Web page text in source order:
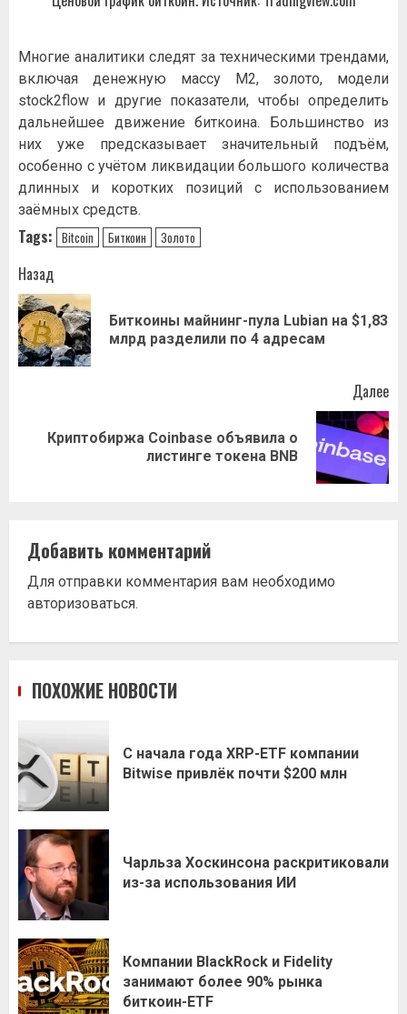
Многие аналитики следят за техническими трендами,
включая денежную массу M2, золото, модели
stock2flow и другие показатели, чтобы определить
дальнейшее движение биткоина. Большинство из
них уже предсказывает значительный подъём,
особенно с учётом ликвидации большого количества
длинных и коротких позиций с использованием
заёмных средств.
Tags: Bitcoin Биткоин Золото
Навигация
записи
Назад
Биткоины майнинг-пула Lubian на $1,83
млрд разделили по 4 адресам
Далее
Следующая
Криптобиржа Coinbase объявила о
листинге токена BNB
Добавить комментарий
Для отправки комментария вам необходимо
авторизоваться.
ПОХОЖИЕ НОВОСТИ
С начала года XRP-ETF компании
Bitwise привлёк почти $200 млн
Чарльза Хоскинсона раскритиковали
из-за использования ИИ
Компании BlackRock и Fidelity
занимают более 90% рынка
биткоин-ETF